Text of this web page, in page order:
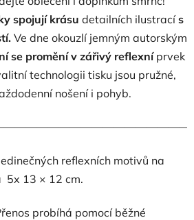
spojují krásu detailních ilustracís
Ve dne okouzlí jemným autorským
se promění v zářivý reflexníprvek
technologii tisku jsou pružné,
nošení i pohyb.
reflexních motivů na
5x 13 × 12 cm.
probíhá pomocí běžné